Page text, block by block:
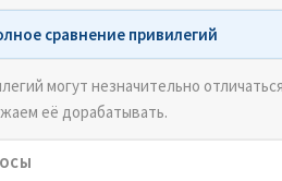
сравнение привилегий
могут незначительно
её дорабатывать.